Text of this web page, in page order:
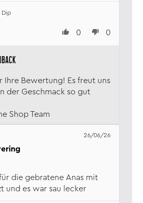
0 0
Ihre Bewertung! Es freut uns
der Geschmack so gut
Shop Team
Dip
26/06/26
die gebratene Anas mit
und es war sau lecker